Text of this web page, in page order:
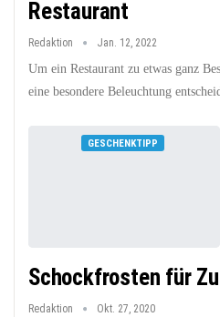
Restaurant
Redaktion Jan. 12, 2022
Um ein Restaurant zu etwas ganz
eine besondere Beleuchtung
GESCHENKTIPP
Schockfrosten für
Redaktion Okt. 27, 2020